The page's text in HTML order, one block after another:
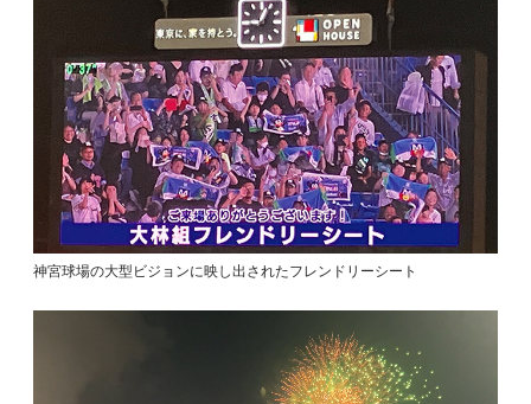
神宮球場の大型ビジョンに映し出されたフレンドリーシート